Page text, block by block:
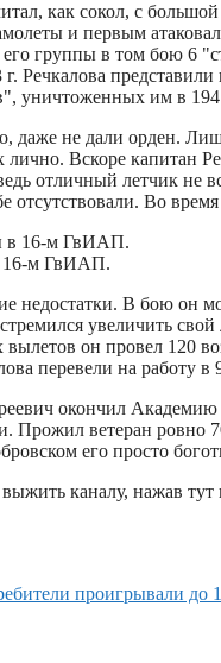
как сокол, с
и первым
его группы в том бою 6
г. Речкалова
уничтоженных им в
даже не дали орден.
лично. Вскоре
отличный летчик не
отсутствовали. Во
16-м ГвИАП.
недостатки. В бою он
увеличить
он провел 120
перевели на работу
окончил Академию
ветеран ровно
его просто
каналу, нажав
проигрывали до